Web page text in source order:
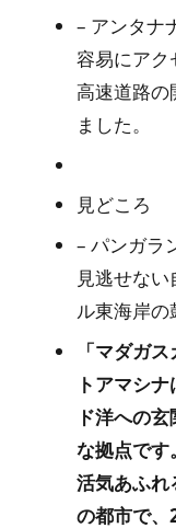
– アンタナ
容易にアク
高速道路の
ました。
見どころ
– パンガラ
見逃せない
ル東海岸の
「マダガ
トアマシ
ド洋への
な拠点です
活気あふれ
の都市で、